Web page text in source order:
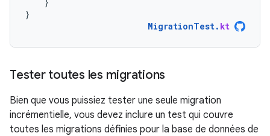
}
MigrationTest. kt
Tester toutes les migrations
Bien que vous puissiez tester une seule migration
incrémentielle, vous devez inclure un test qui couvre
toutes les migrations définies pour la base de données de